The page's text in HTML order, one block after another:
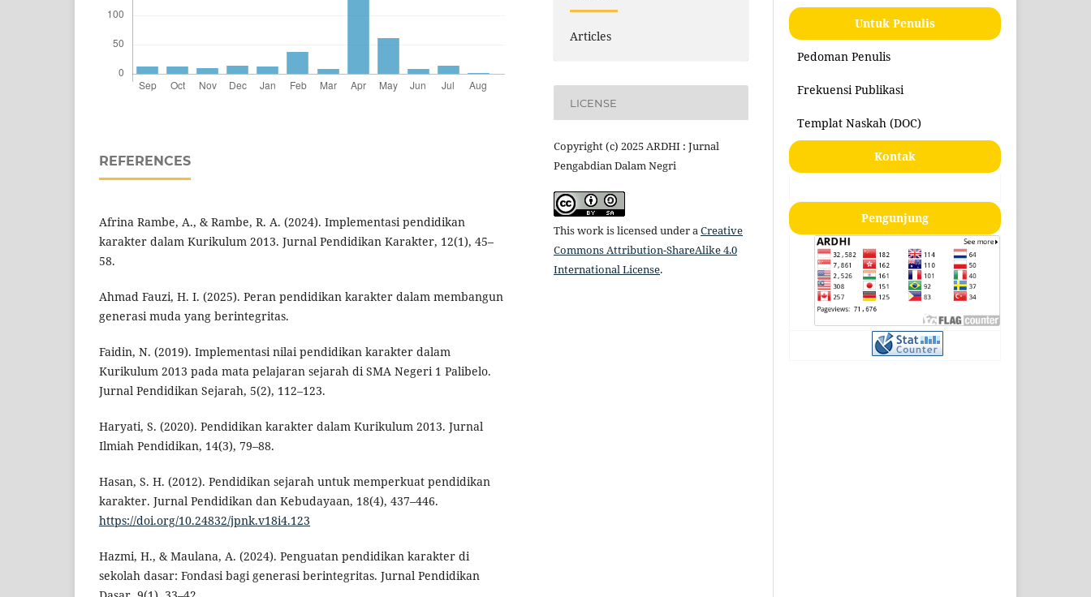
REFERENCES
Afrina Rambe, A., & Rambe, R. A. (2024). Implementasi pendidikan
karakter dalam Kurikulum 2013. Jurnal Pendidikan Karakter, 12(1), 45–
58.
Ahmad Fauzi, H. I. (2025). Peran pendidikan karakter dalam membangun
generasi muda yang berintegritas.
Faidin, N. (2019). Implementasi nilai pendidikan karakter dalam
Kurikulum 2013 pada mata pelajaran sejarah di SMA Negeri 1 Palibelo.
Jurnal Pendidikan Sejarah, 5(2), 112–123.
Haryati, S. (2020). Pendidikan karakter dalam Kurikulum 2013. Jurnal
Ilmiah Pendidikan, 14(3), 79–88.
Hasan, S. H. (2012). Pendidikan sejarah untuk memperkuat pendidikan
karakter. Jurnal Pendidikan dan Kebudayaan, 18(4), 437–446.
https://doi.org/10.24832/jpnk.v18i4.123
Hazmi, H., & Maulana, A. (2024). Penguatan pendidikan karakter di
sekolah dasar: Fondasi bagi generasi berintegritas. Jurnal Pendidikan
Articles
LICENSE
Copyright (c) 2025 ARDHI : Jurnal
Pengabdian Dalam Negri
This work is licensed under aCreative
Commons Attribution-ShareAlike 4.0
International License.
Untuk Penulis
Pedoman Penulis
Frekuensi Publikasi
Templat Naskah (DOC)
Kontak
Pengunjung